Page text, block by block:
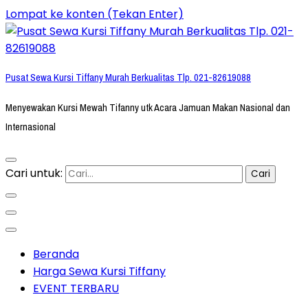
Lompat ke konten (Tekan Enter)
Pusat Sewa Kursi Tiffany Murah Berkualitas Tlp. 021-82619088
Menyewakan Kursi Mewah Tifanny utk Acara Jamuan Makan Nasional dan
Internasional
Cari untuk:
Beranda
Harga Sewa Kursi Tiffany
EVENT TERBARU